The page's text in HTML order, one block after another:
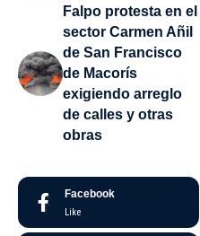
Falpo protesta en el
sector Carmen Añil
de San Francisco
de Macorís
exigiendo arreglo
de calles y otras
obras
Facebook
Like